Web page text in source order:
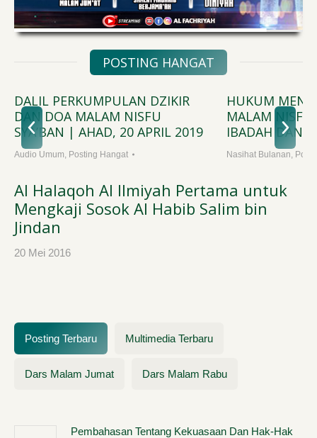
POSTING HANGAT
DALIL PERKUMPULAN DZIKIR
DAN DOA MALAM NISFU
SYA’BAN | AHAD, 20 APRIL 2019
Audio Umum Posting Hangat
HUKUM
MALAM NISFU
IBADAH DAN
Nasihat Bulanan
Al Halaqoh Al Ilmiyah Pertama untuk
Mengkaji Sosok Al Habib Salim bin
Jindan
20 Mei 2016
Posting Terbaru Multimedia Terbaru
Dars Malam Jumat Dars Malam Rabu
Pembahasan Tentang Kekuasaan Dan Hak-Hak